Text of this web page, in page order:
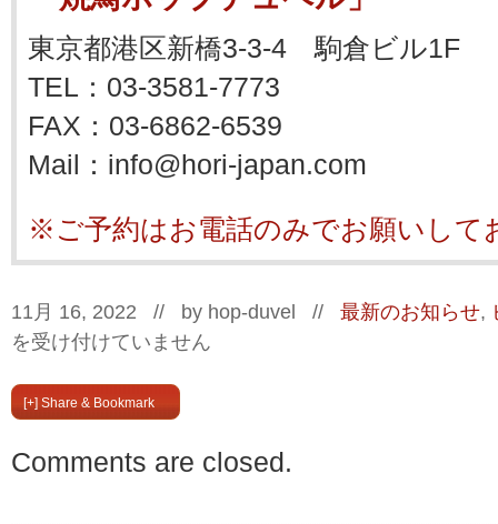
東京都港区新橋3-3-4 駒倉ビル1F
TEL：03-3581-7773
FAX：03-6862-6539
Mail：info@hori-japan.com
※ご予約はお電話のみでお願いして
11月 16, 2022 // by hop-duvel // 最新のお知らせ,
を受け付けていません
[+] Share & Bookmark
Comments are closed.